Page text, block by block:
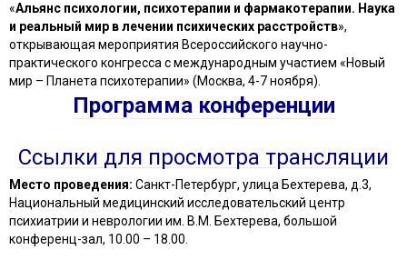
«Альянс психологии, психотерапии и фармакотерапии. Наука
и реальный мир в лечении психических расстройств»,
открывающая мероприятия Всероссийского научно-
практического конгресса с международным участием «Новый
мир – Планета психотерапии» (Москва, 4-7 ноября).
Программа конференции
Ссылки для просмотра трансляции
Место проведения: Санкт-Петербург, улица Бехтерева, д.3,
Национальный медицинский исследовательский центр
психиатрии и неврологии им. В.М. Бехтерева, большой
конференц-зал, 10.00 – 18.00.